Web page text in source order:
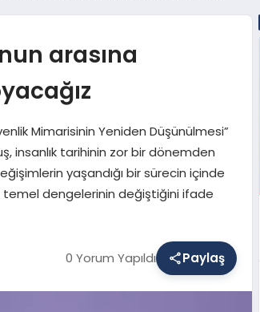
arasına
Mimarisinin Yeniden Düşünülmesi”
insanlık tarihinin zor bir dönemden
yaşandığı bir sürecin içinde
temel dengelerinin değiştiğini ifade
0 Yorum Yapıldı Paylaş